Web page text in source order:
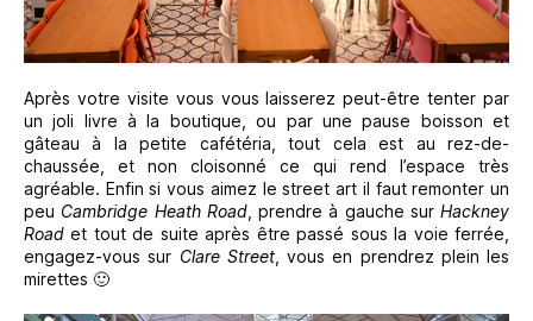
Après votre visite vous vous laisserez peut-être tenter par
un joli livre à la boutique, ou par une pause boisson et
gâteau à la petite cafétéria, tout cela est au rez-de-
chaussée, et non cloisonné ce qui rend l’espace très
agréable. Enfin si vous aimez le street art il faut remonter un
peu Cambridge Heath Road, prendre à gauche sur Hackney
Road et tout de suite après être passé sous la voie ferrée,
engagez-vous sur Clare Street, vous en prendrez plein les
mirettes 🙂